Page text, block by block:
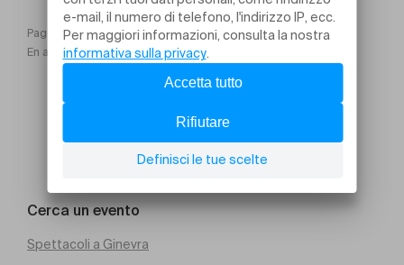
Pagina iniziale
Cellules poétiques Festival 2026
En attendant Voisard
Cerca un evento
Spettacoli a Ginevra